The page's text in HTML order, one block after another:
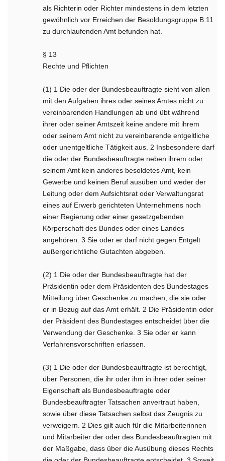
als Richterin oder Richter mindestens in dem letzten
gewöhnlich vor Erreichen der Besoldungsgruppe B 11
zu durchlaufenden Amt befunden hat.
§ 13
Rechte und Pflichten
(1) 1 Die oder der Bundesbeauftragte sieht von allen
mit den Aufgaben ihres oder seines Amtes nicht zu
vereinbarenden Handlungen ab und übt während
ihrer oder seiner Amtszeit keine andere mit ihrem
oder seinem Amt nicht zu vereinbarende entgeltliche
oder unentgeltliche Tätigkeit aus. 2 Insbesondere darf
die oder der Bundesbeauftragte neben ihrem oder
seinem Amt kein anderes besoldetes Amt, kein
Gewerbe und keinen Beruf ausüben und weder der
Leitung oder dem Aufsichtsrat oder Verwaltungsrat
eines auf Erwerb gerichteten Unternehmens noch
einer Regierung oder einer gesetzgebenden
Körperschaft des Bundes oder eines Landes
angehören. 3 Sie oder er darf nicht gegen Entgelt
außergerichtliche Gutachten abgeben.
(2) 1 Die oder der Bundesbeauftragte hat der
Präsidentin oder dem Präsidenten des Bundestages
Mitteilung über Geschenke zu machen, die sie oder
er in Bezug auf das Amt erhält. 2 Die Präsidentin oder
der Präsident des Bundestages entscheidet über die
Verwendung der Geschenke. 3 Sie oder er kann
Verfahrensvorschriften erlassen.
(3) 1 Die oder der Bundesbeauftragte ist berechtigt,
über Personen, die ihr oder ihm in ihrer oder seiner
Eigenschaft als Bundesbeauftragte oder
Bundesbeauftragter Tatsachen anvertraut haben,
sowie über diese Tatsachen selbst das Zeugnis zu
verweigern. 2 Dies gilt auch für die Mitarbeiterinnen
und Mitarbeiter der oder des Bundesbeauftragten mit
der Maßgabe, dass über die Ausübung dieses Rechts